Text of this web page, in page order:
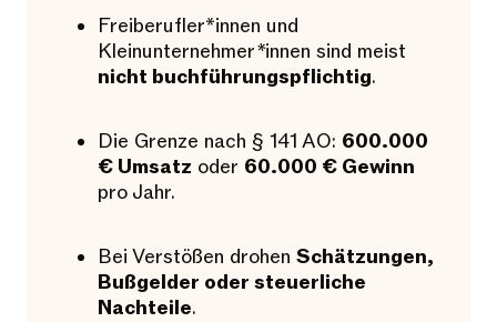
Freiberufler*innen und
Kleinunternehmer*innen sind meist
nicht buchführungspflichtig.
Die Grenze nach § 141 AO: 600.000
€ Umsatz oder 60.000 € Gewinn
pro Jahr.
Bei Verstößen drohen Schätzungen,
Bußgelder oder steuerliche
Nachteile.